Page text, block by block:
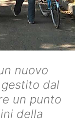
nuovo
gestito dal
un punto
della